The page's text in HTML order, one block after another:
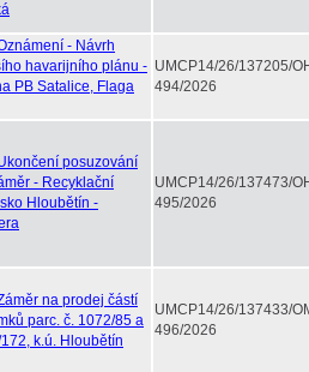
- Návrh
havarijního plánu -
PB Satalice, Flaga
UMCP14/26/137205/
494/2026
posuzování
- Recyklační
Hloubětín -
UMCP14/26/137473/
495/2026
na prodej částí
parc. č. 1072/85 a
k.ú. Hloubětín
UMCP14/26/137433/
496/2026